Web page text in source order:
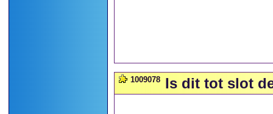
1009078 Is dit tot slot